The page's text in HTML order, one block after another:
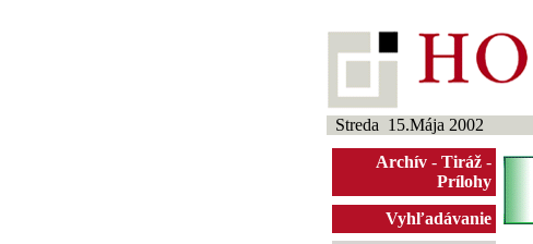
Streda 15.Mája 2002
Archív - Tiráž -
Prílohy
Vyhľadávanie